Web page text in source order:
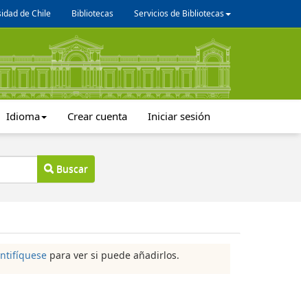
de Chile Bibliotecas Servicios de Bibliotecas
Idioma Crear cuenta Iniciar sesión
Buscar
para ver si puede añadirlos.